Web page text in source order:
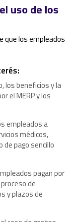
uso de los
que los empleados
los beneficios y la
el MERP y los
empleados a
médicos,
de pago sencillo
pagan por
de
y plazos de